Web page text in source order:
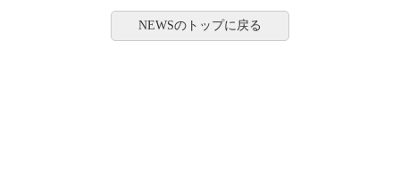
NEWSのトップに戻る